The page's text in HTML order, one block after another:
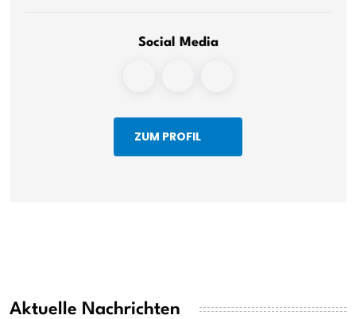
Social Media
ZUM PROFIL
Aktuelle Nachrichten